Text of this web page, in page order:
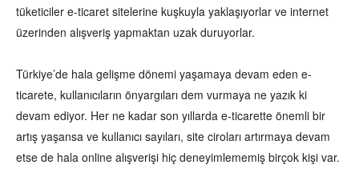
tüketiciler e-ticaret sitelerine kuşkuyla yaklaşıyorlar ve internet
üzerinden alışveriş yapmaktan uzak duruyorlar.
Türkiye’de hala gelişme dönemi yaşamaya devam eden e-
ticarete, kullanıcıların önyargıları dem vurmaya ne yazık ki
devam ediyor. Her ne kadar son yıllarda e-ticarette önemli bir
artış yaşansa ve kullanıcı sayıları, site ciroları artırmaya devam
etse de hala online alışverişi hiç deneyimlememiş birçok kişi var.